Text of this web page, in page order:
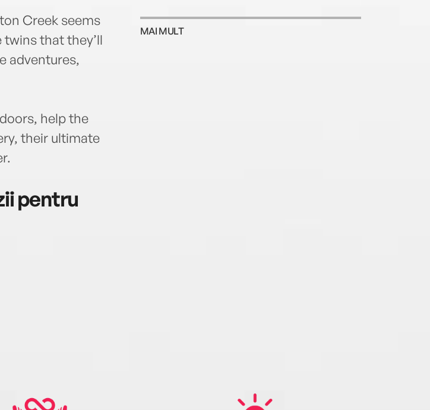
Creek seems
that they’ll
adventures,
help the
their ultimate
pentru
MAI MULT